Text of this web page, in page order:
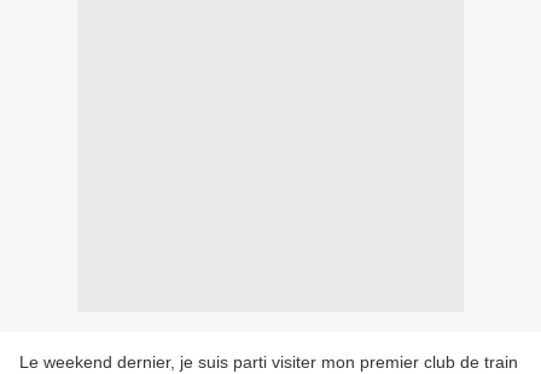
Le weekend dernier, je suis parti visiter mon premier club de train